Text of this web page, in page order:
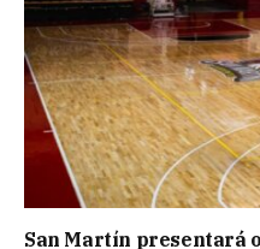
San Martín presentará